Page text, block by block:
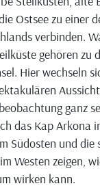
Ostsee zu einer
verbinden.
gehören zu
Hier wechseln
ganz
das Kap Arkona
Südosten und die
Westen zeigen,
wirken kann.